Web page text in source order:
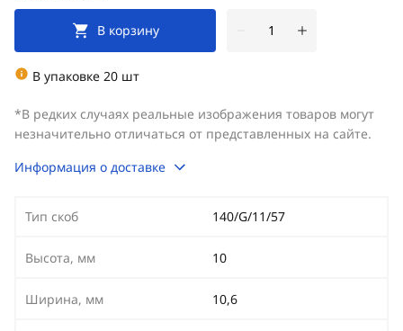
В корзину
В упаковке 20 шт
*В редких случаях реальные изображения товаров могут
незначительно отличаться от представленных на сайте.
Информация о доставке
Тип скоб 140/G/11/57
Высота, мм 10
Ширина, мм 10,6